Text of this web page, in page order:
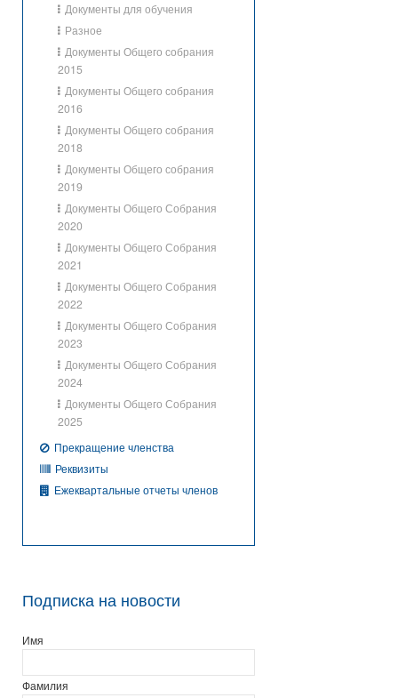
Документы для обучения
Разное
Документы Общего собрания
2015
Документы Общего собрания
2016
Документы Общего собрания
2018
Документы Общего собрания
2019
Документы Общего Собрания
2020
Документы Общего Собрания
2021
Документы Общего Собрания
2022
Документы Общего Собрания
2023
Документы Общего Собрания
2024
Документы Общего Собрания
2025
Прекращение членства
Реквизиты
Ежеквартальные отчеты членов
Подписка на новости
Имя
Фамилия